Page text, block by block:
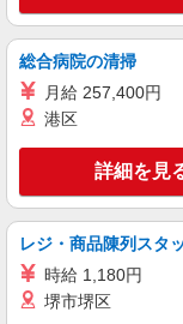
キープ
株式会社kotrio /●NG-H-
し
通
キープ
総合病院の清掃
月給 257,400円
港区
詳細を見
レジ・商品陳列スタ
時給 1,180円
堺市堺区